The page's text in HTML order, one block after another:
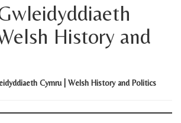
History and
Cymru | Welsh History and Politics